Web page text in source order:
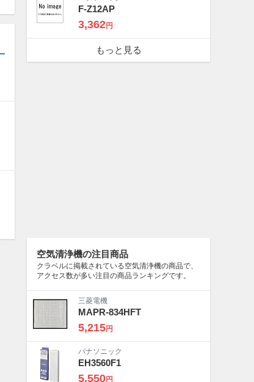
F-Z12AP
3,362円
もっと見る
空気清浄機の注目商品
クラベルに掲載されている空気清浄機の商品で、
アクセス数が多い注目の商品ランキングです。
三菱電機
MAPR-834HFT
5,215円
パナソニック
EH3560F1
5,550円